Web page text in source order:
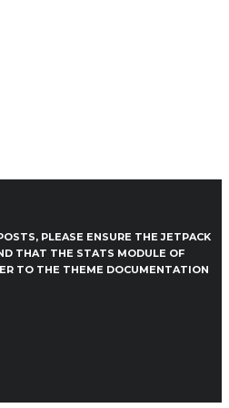
PLEASE ENSURE THE JETPACK
THAT THE STATS MODULE OF
TO THE THEME DOCUMENTATION